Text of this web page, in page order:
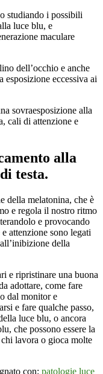
studiando i possibili
luce blu, e
maculare
dell’occhio e anche
esposizione eccessiva ai
sovraesposizione alla
cali di attenzione e
alla
testa.
della melatonina, che è
e regola il nostro ritmo
e provocando
e attenzione sono legati
della
e ripristinare una buona
adottare, come fare
dal monitor e
e fare qualche passo,
luce blu, o ancora
che possono essere la
lavora o gioca molte
con: patologie luce